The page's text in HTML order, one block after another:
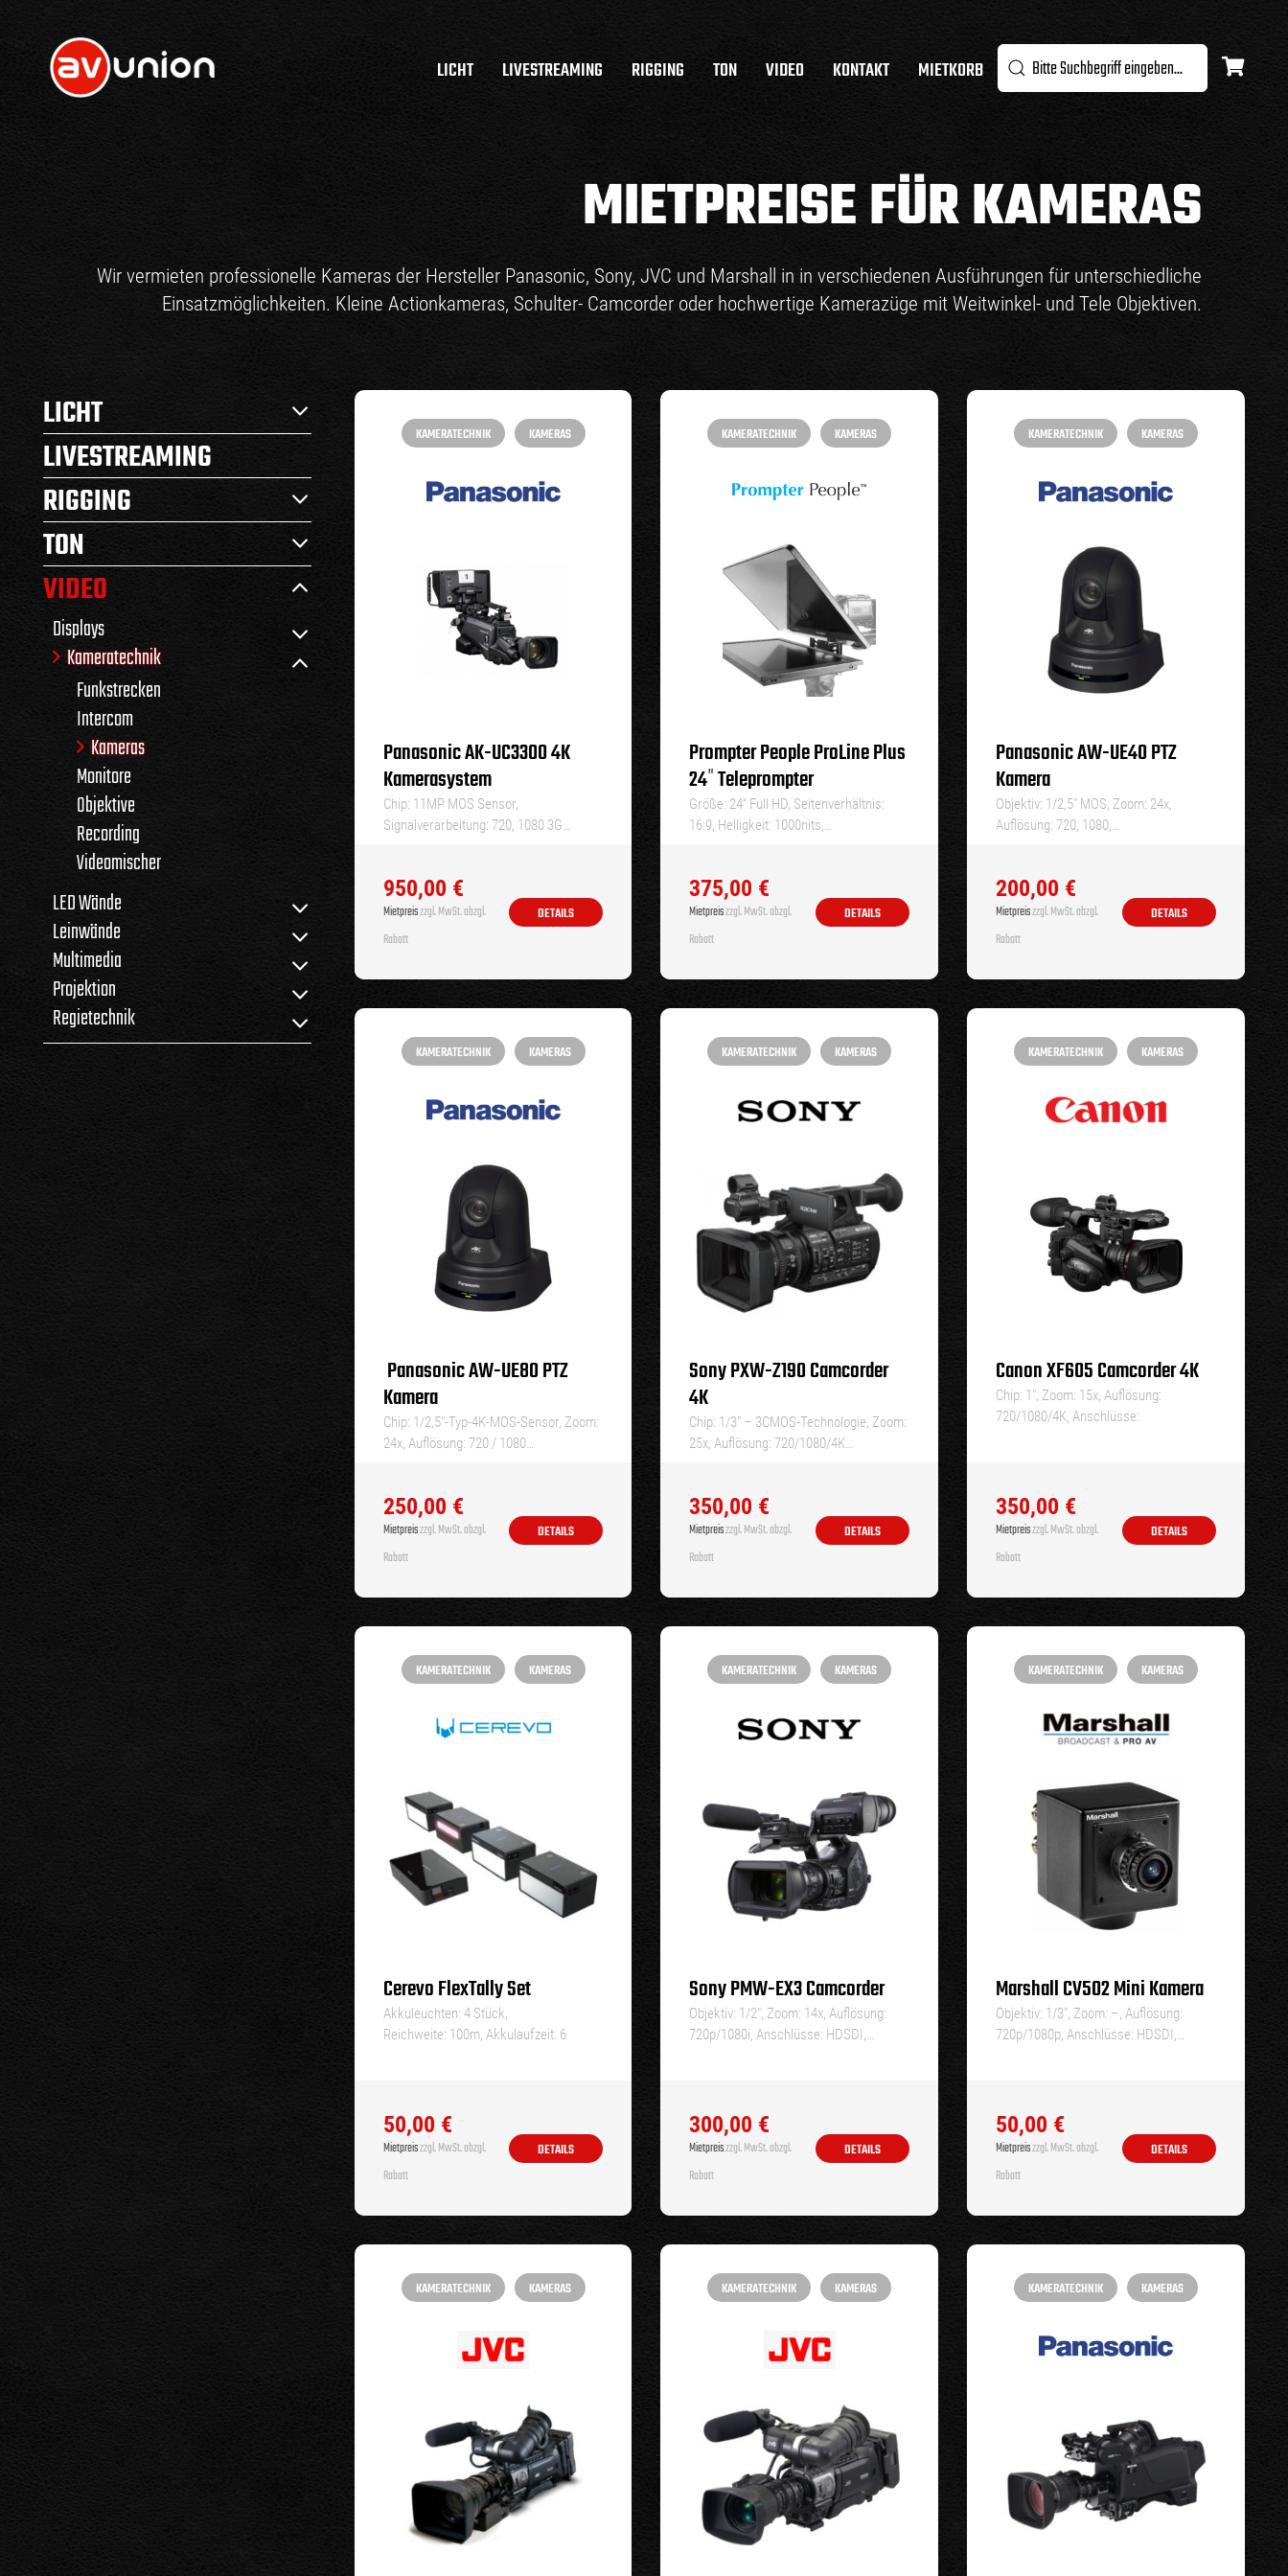
LICHT LIVESTREAMING RIGGING TON VIDEO KONTAKT MIETKORB
MIETPREISE FÜR KAMERAS
Wir vermieten professionelle Kameras der Hersteller Panasonic, Sony, JVC und Marshall in in verschiedenen Ausführungen für unterschiedliche
Einsatzmöglichkeiten. Kleine Actionkameras, Schulter- Camcorder oder hochwertige Kamerazüge mit Weitwinkel- und Tele Objektiven.
LICHT
LIVESTREAMING
RIGGING
TON
VIDEO
Displays
Kameratechnik
Funkstrecken
Intercom
Kameras
Monitore
Objektive
Recording
Videomischer
LED Wände
Leinwände
Multimedia
Projektion
Regietechnik
KAMERATECHNIK KAMERAS
Panasonic AK-UC3300 4K
Kamerasystem
Chip: 11MP MOS Sensor,
Signalverarbeitung: 720, 1080 3G…
950,00 €
Mietpreiszzgl. MwSt. abzgl.
Rabatt
DETAILS
KAMERATECHNIK KAMERAS
Prompter People ProLine Plus
24″ Teleprompter
Größe: 24“ Full HD, Seitenverhältnis:
16:9, Helligkeit: 1000nits,…
375,00 €
Mietpreiszzgl. MwSt. abzgl.
Rabatt
DETAILS
KAMERATECHNIK KAMERAS
Panasonic AW-UE40 PTZ
Kamera
Objektiv: 1/2,5″ MOS, Zoom: 24x,
Auflösung: 720, 1080,…
200,00 €
Mietpreiszzgl. MwSt. abzgl.
Rabatt
DETAILS
KAMERATECHNIK KAMERAS
Panasonic AW-UE80 PTZ
Kamera
Chip: 1/2,5″-Typ-4K-MOS-Sensor, Zoom:
24x, Auflösung: 720 / 1080…
250,00 €
Mietpreiszzgl. MwSt. abzgl.
Rabatt
DETAILS
KAMERATECHNIK KAMERAS
Sony PXW-Z190 Camcorder
4K
Chip: 1/3″ – 3CMOS-Technologie, Zoom:
25x, Auflösung: 720/1080/4K…
350,00 €
Mietpreiszzgl. MwSt. abzgl.
Rabatt
DETAILS
KAMERATECHNIK KAMERAS
Canon XF605 Camcorder 4K
Chip: 1″, Zoom: 15x, Auflösung:
720/1080/4K, Anschlüsse:
350,00 €
Mietpreiszzgl. MwSt. abzgl.
Rabatt
DETAILS
KAMERATECHNIK KAMERAS
Cerevo FlexTally Set
Akkuleuchten: 4 Stück,
Reichweite: 100m, Akkulaufzeit: 6
50,00 €
Mietpreiszzgl. MwSt. abzgl.
Rabatt
DETAILS
KAMERATECHNIK KAMERAS
Sony PMW-EX3 Camcorder
Objektiv: 1/2″, Zoom: 14x, Auflösung:
720p/1080i, Anschlüsse: HDSDI,…
300,00 €
Mietpreiszzgl. MwSt. abzgl.
Rabatt
DETAILS
KAMERATECHNIK KAMERAS
Marshall CV502 Mini Kamera
Objektiv: 1/3″, Zoom: –, Auflösung:
720p/1080p, Anschlüsse: HDSDI,…
50,00 €
Mietpreiszzgl. MwSt. abzgl.
Rabatt
DETAILS
KAMERATECHNIK KAMERAS KAMERATECHNIK KAMERAS KAMERATECHNIK KAMERAS